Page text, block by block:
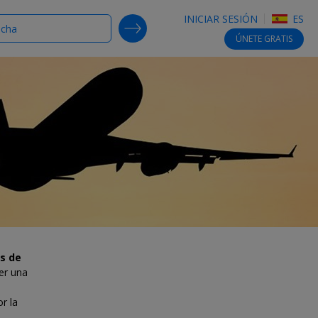
INICIAR SESIÓN ES
ÚNETE GRATIS
SEARCH DEALS
de
una
la